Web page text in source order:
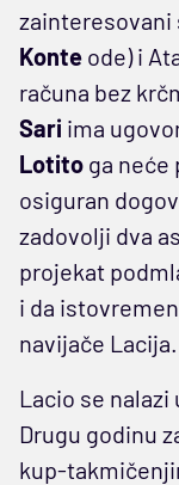
zainteresovani
Konte ode) i
računa bez
Sari ima
Lotito ga neće
osiguran
zadovolji dva
projekat
i da
navijače Lacija.
Lacio se
Drugu godinu
kup-